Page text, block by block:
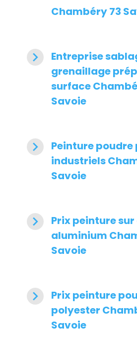
Chambéry 73
navigate_next Entreprise
grenaillage
surface
Savoie
navigate_next Peinture poudre
industriels
Savoie
navigate_next Prix peinture
aluminium
Savoie
navigate_next Prix peinture
polyester
Savoie